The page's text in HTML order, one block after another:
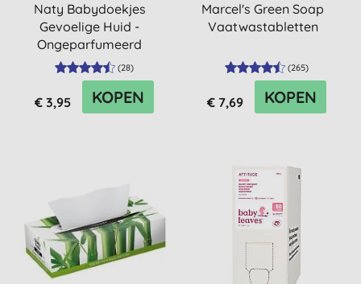
Naty Babydoekjes
Gevoelige Huid -
Ongeparfumeerd
(28)
€ 3,95 KOPEN
Marcel's Green Soap
Vaatwastabletten
(265)
€ 7,69 KOPEN